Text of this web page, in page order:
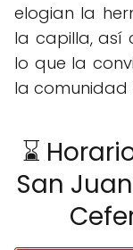
elogian la
la capilla, así
lo que la
la comunidad
⌛
San